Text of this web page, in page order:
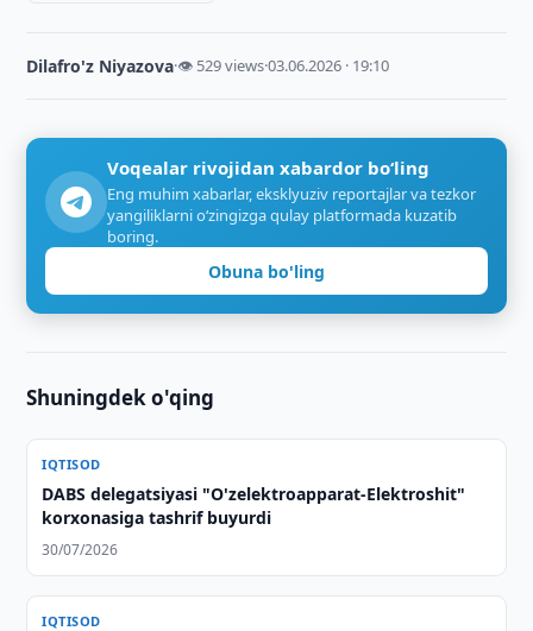
Dilafro'z Niyazova·👁 529 views·03.06.2026 · 19:10
Voqealar rivojidan xabardor bo‘ling
Eng muhim xabarlar, eksklyuziv reportajlar va tezkor
yangiliklarni o‘zingizga qulay platformada kuzatib
boring.
Obuna bo'ling
Shuningdek o'qing
IQTISOD
DABS delegatsiyasi "O'zelektroapparat-Elektroshit"
korxonasiga tashrif buyurdi
30/07/2026
IQTISOD